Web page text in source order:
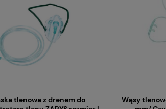
tlenowa z drenem do
Wąsy